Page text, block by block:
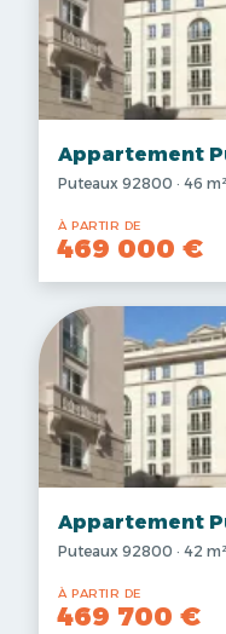
Appartement
Puteaux 92800 · 46 m²
À PARTIR DE
469 000 €
Appartement
Puteaux 92800 · 42 m²
À PARTIR DE
469 700 €